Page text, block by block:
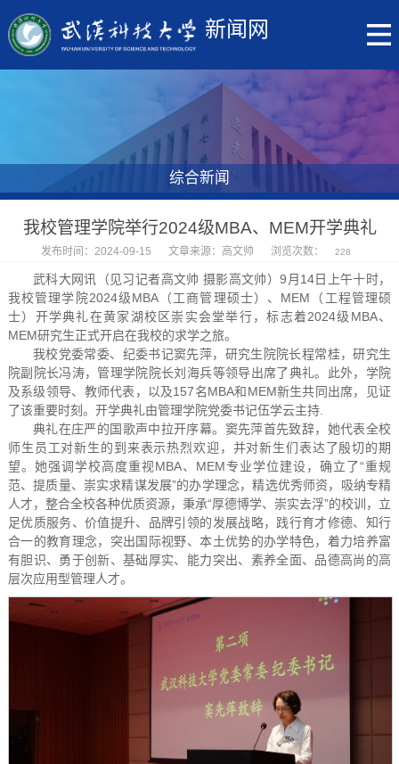
新闻网
综合新闻
我校管理学院举行2024级MBA、MEM开学典礼
发布时间：2024-09-15 文章来源：高文帅 浏览次数： 228
武科大网讯（见习记者高文帅 摄影高文帅）9月14日上午十时，
我校管理学院2024级MBA（工商管理硕士）、MEM（工程管理硕
士）开学典礼在黄家湖校区崇实会堂举行，标志着2024级MBA、
MEM研究生正式开启在我校的求学之旅。
我校党委常委、纪委书记窦先萍，研究生院院长程常桂，研究生
院副院长冯涛，管理学院院长刘海兵等领导出席了典礼。此外，学院
及系级领导、教师代表，以及157名MBA和MEM新生共同出席，见证
了该重要时刻。开学典礼由管理学院党委书记伍学云主持.
典礼在庄严的国歌声中拉开序幕。窦先萍首先致辞，她代表全校
师生员工对新生的到来表示热烈欢迎，并对新生们表达了殷切的期
望。她强调学校高度重视MBA、MEM专业学位建设，确立了“重规
范、提质量、崇实求精谋发展”的办学理念，精选优秀师资，吸纳专精
人才，整合全校各种优质资源，秉承“厚德博学、崇实去浮”的校训，立
足优质服务、价值提升、品牌引领的发展战略，践行育才修德、知行
合一的教育理念，突出国际视野、本土优势的办学特色，着力培养富
有胆识、勇于创新、基础厚实、能力突出、素养全面、品德高尚的高
层次应用型管理人才。